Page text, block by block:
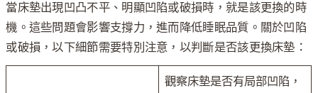
當床墊出現凹凸不平、明顯凹陷或破損時，就是該更換的時
機。這些問題會影響支撐力，進而降低睡眠品質。關於凹陷
或破損，以下細節需要特別注意，以判斷是否該更換床墊：
觀察床墊是否有局部凹陷，